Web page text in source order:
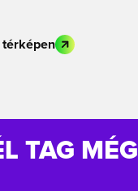
térképen
TAG MÉG